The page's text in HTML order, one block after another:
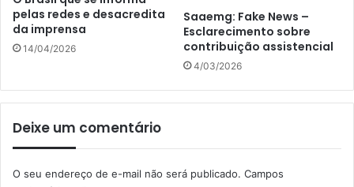
pelas redes e desacredita
da imprensa
14/04/2026
Saaemg: Fake News –
Esclarecimento sobre
contribuição assistencial
4/03/2026
Deixe um comentário
O seu endereço de e-mail não será publicado. Campos